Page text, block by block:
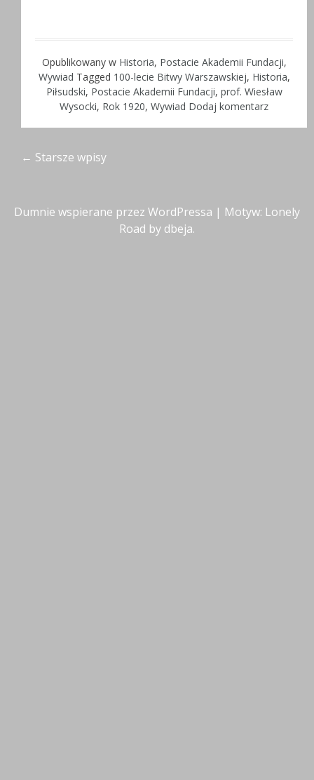
Opublikowany w Historia, Postacie Akademii Fundacji,
Wywiad Tagged 100-lecie Bitwy Warszawskiej, Historia,
Piłsudski, Postacie Akademii Fundacji, prof. Wiesław
Wysocki, Rok 1920, Wywiad Dodaj komentarz
Nawigacja
← Starsze wpisy
Dumnie wspierane przez WordPressa | Motyw: Lonely
Road by dbeja.